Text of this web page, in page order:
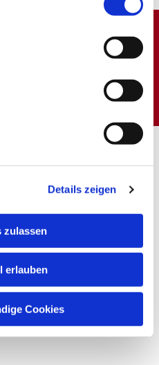
Details zeigen
zulassen
erlauben
Cookies
Sie auch